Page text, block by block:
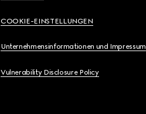
COOKIE-EINSTELLUNGEN
Unternehmensinformationen und Impressum
Vulnerability Disclosure Policy